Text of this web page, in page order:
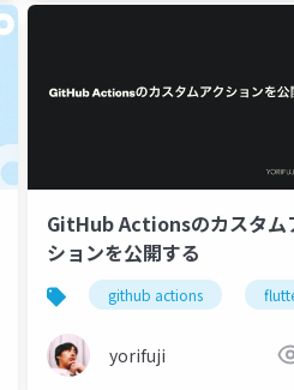
GitHub Actionsのカスタム
ションを公開する
github actions
yorifuji